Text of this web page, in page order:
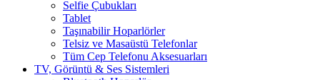
Selfie Çubukları
Tablet
Taşınabilir Hoparlörler
Telsiz ve Masaüstü Telefonlar
Tüm Cep Telefonu Aksesuarları
TV, Görüntü & Ses Sistemleri